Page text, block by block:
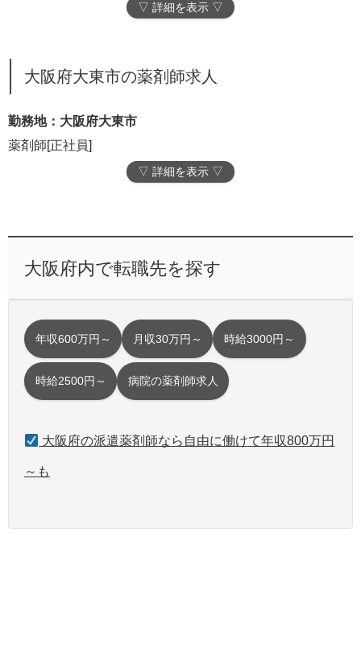
▽ 詳細を表示 ▽
大阪府大東市の薬剤師求人
勤務地：大阪府大東市
薬剤師[正社員]
▽ 詳細を表示 ▽
大阪府内で転職先を探す
年収600万円～ 月収30万円～ 時給3000円～
時給2500円～ 病院の薬剤師求人
大阪府の派遣薬剤師なら自由に働けて年収800万円
～も